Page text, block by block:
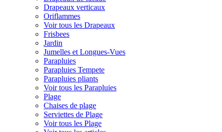
Drapeaux verticaux
Oriflammes
Voir tous les Drapeaux
Frisbees
Jardin
Jumelles et Longues-Vues
Parapluies
Parapluies Tempete
Parapluies pliants
Voir tous les Parapluies
Plage
Chaises de plage
Serviettes de Plage
Voir tous les Plage